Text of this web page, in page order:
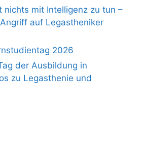
nichts mit Intelligenz zu tun –
auf Legastheniker
2026
der Ausbildung in
zu Legasthenie und